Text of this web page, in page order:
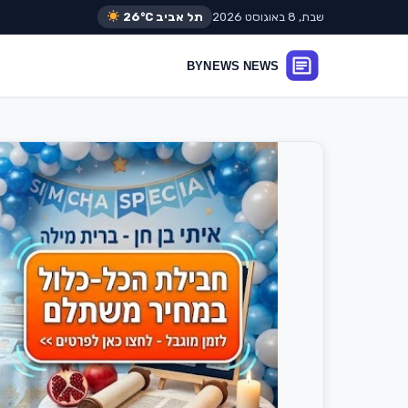
שבת, 8 באוגוסט 2026 תל אביב 26°C